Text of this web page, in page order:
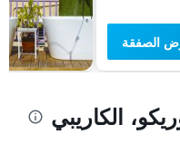
الصفقة
الكاريبي